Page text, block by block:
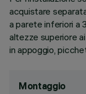
acquistare
a parete inferiori a
altezze superiore
in appoggio,
Montaggio